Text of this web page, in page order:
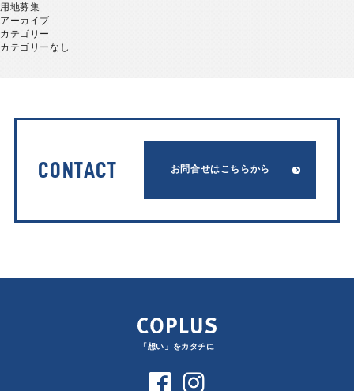
用地募集
アーカイブ
カテゴリー
カテゴリーなし
CONTACT お問合せはこちらから
「想い」をカタチに